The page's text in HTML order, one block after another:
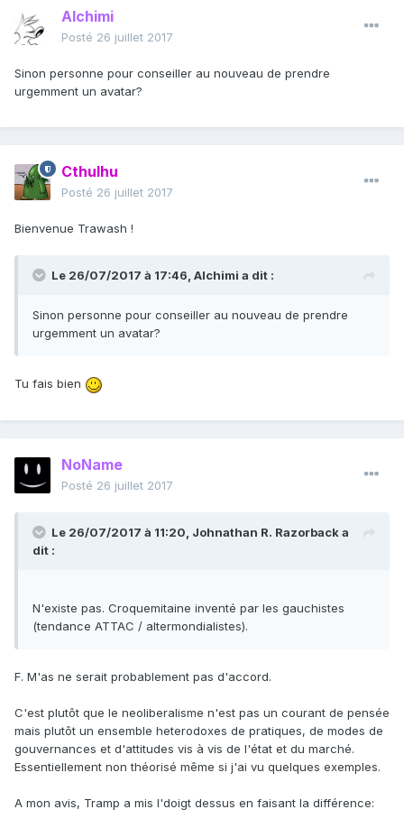
Alchimi
Posté 26 juillet 2017
Sinon personne pour conseiller au nouveau de prendre
urgemment un avatar?
Cthulhu
Posté 26 juillet 2017
Bienvenue Trawash !
Le 26/07/2017 à 17:46, Alchimi a dit :
Sinon personne pour conseiller au nouveau de prendre
urgemment un avatar?
Tu fais bien
NoName
Posté 26 juillet 2017
Le 26/07/2017 à 11:20, Johnathan R. Razorbacka
dit :
N'existe pas. Croquemitaine inventé par les gauchistes
(tendance ATTAC / altermondialistes).
F. M'as ne serait probablement pas d'accord.
C'est plutôt que le neoliberalisme n'est pas un courant de pensée
mais plutôt un ensemble heterodoxes de pratiques, de modes de
gouvernances et d'attitudes vis à vis de l'état et du marché.
Essentiellement non théorisé même si j'ai vu quelques exemples.
A mon avis, Tramp a mis l'doigt dessus en faisant la différence: